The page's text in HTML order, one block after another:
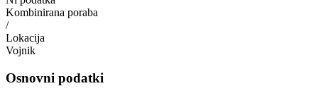
Kombinirana poraba
/
Lokacija
Vojnik
Osnovni podatki